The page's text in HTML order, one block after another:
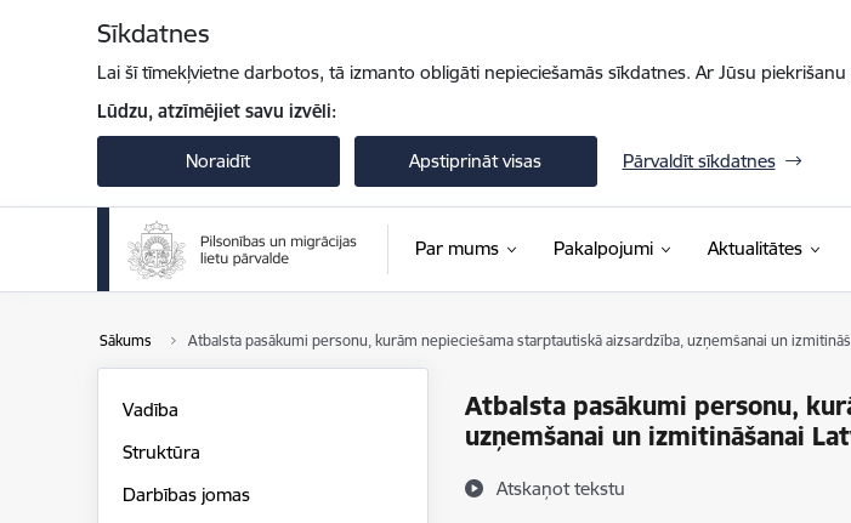
Sīkdatnes
Lai šī tīmekļvietne darbotos, tā izmanto obligāti nepieciešamās sīkdatnes. Ar Jūsu
Lūdzu, atzīmējiet savu izvēli:
Noraidīt Apstiprināt visas Pārvaldīt sīkdatnes
Par mums Pakalpojumi Aktualitātes
Sākums Atbalsta pasākumi personu, kurām nepieciešama starptautiskā aizsardzība, uzņemšanai un
Atbalsta pasākumi personu,
uzņemšanai un izmitināšanai
Atskaņot tekstu
Vadība
Struktūra
Darbības jomas